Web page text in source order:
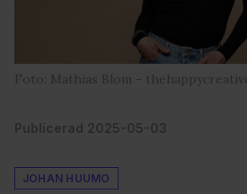
Foto: Mathias Blom - thehappycreative
Publicerad 2025-05-03
JOHAN HUUMO